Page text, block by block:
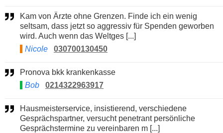
Kam von Ärzte ohne Grenzen. Finde ich ein wenig
seltsam, dass jetzt so aggressiv für Spenden geworben
wird. Auch wenn das Weltges [...]
Nicole
030700130450
Pronova bkk krankenkasse
Bob
0214322963917
Hausmeisterservice, insistierend, verschiedene
Gesprächspartner, versucht penetrant persönliche
Gesprächstermine zu vereinbaren m [...]